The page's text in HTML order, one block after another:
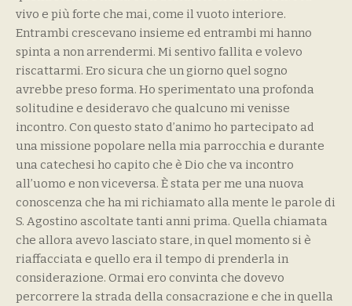
vivo e più forte che mai, come il vuoto interiore.
Entrambi crescevano insieme ed entrambi mi hanno
spinta a non arrendermi. Mi sentivo fallita e volevo
riscattarmi. Ero sicura che un giorno quel sogno
avrebbe preso forma. Ho sperimentato una profonda
solitudine e desideravo che qualcuno mi venisse
incontro. Con questo stato d’animo ho partecipato ad
una missione popolare nella mia parrocchia e durante
una catechesi ho capito che è Dio che va incontro
all’uomo e non viceversa. È stata per me una nuova
conoscenza che ha mi richiamato alla mente le parole di
S. Agostino ascoltate tanti anni prima. Quella chiamata
che allora avevo lasciato stare, in quel momento si è
riaffacciata e quello era il tempo di prenderla in
considerazione. Ormai ero convinta che dovevo
percorrere la strada della consacrazione e che in quella